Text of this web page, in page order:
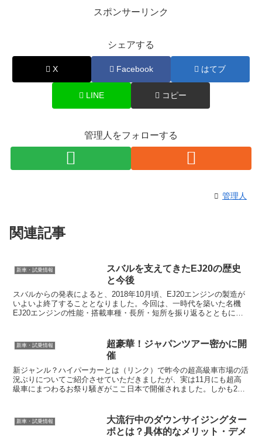
スポンサーリンク
シェアする
X Facebook はてブ
LINE コピー
管理人をフォローする
管理人
関連記事
新車・試乗情報
スバルを支えてきたEJ20の歴史
と今後
スバルからの発表によると、2018年10月頃、EJ20エンジンの製造が
いよいよ終了することとなりました。今回は、一時代を築いた名機
EJ20エンジンの性能・搭載車種・長所・短所を振り返るとともに、
新車・試乗情報
超豪華！ジャパンツアー密かに開
催
新ジャンル？ハイパーカーとは（リンク）で昨今の超高級車市場の活
況ぶりについてご紹介させていただきましたが、実は11月にも超高
級車にまつわるお祭り騒ぎがここ日本で開催されました。しかも2件
新車・試乗情報
大流行中のダウンサイジングター
ボとは？具体的なメリット・デメ